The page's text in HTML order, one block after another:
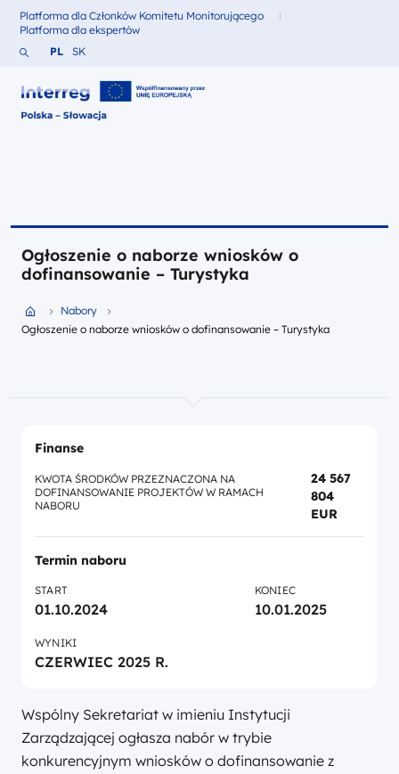
Fundusze dla
Platforma dla Członków Komitetu Monitorującego
Fundusze dla
Platforma dla ekspertów
Szukaj w serwisie
Zmień język na Polski
PL Zmień język na Słowacki
SK
Ogłoszenie o naborze wniosków o
dofinansowanie – Turystyka
Przejdź do strony głównej portalu
Nabory
Ogłoszenie o naborze wniosków o dofinansowanie – Turystyka
Wspólny Sekretariat w imieniu Instytucji
Zarządzającej ogłasza nabór w trybie
konkurencyjnym wniosków o dofinansowanie z
Finanse
KWOTA ŚRODKÓW PRZEZNACZONA NA
DOFINANSOWANIE PROJEKTÓW W RAMACH
NABORU
24 567
804
EUR
Termin naboru
START
01.10.2024
KONIEC
10.01.2025
WYNIKI
CZERWIEC 2025 R.